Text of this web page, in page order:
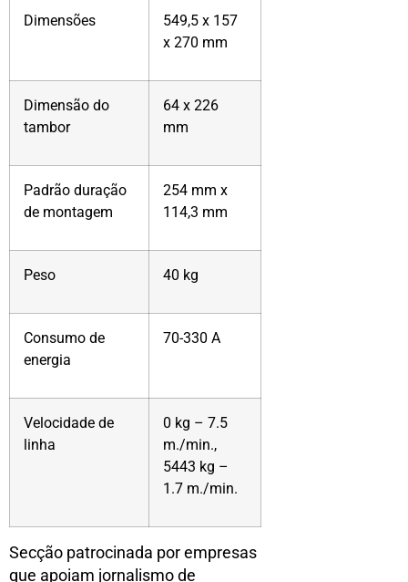
Dimensões
549,5 x 157
x 270 mm
Dimensão do
tambor
64 x 226
mm
Padrão duração
de montagem
254 mm x
114,3 mm
Peso 40 kg
Consumo de
energia
70-330 A
Velocidade de
linha
0 kg – 7.5
m./min.,
5443 kg –
1.7 m./min.
Secção patrocinada por empresas
que apoiam jornalismo de